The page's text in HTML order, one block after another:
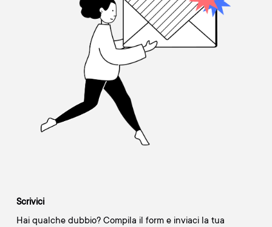
Scrivici
Hai qualche dubbio? Compila il form e inviaci la tua